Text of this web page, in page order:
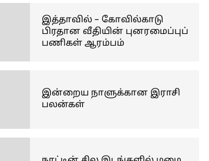
இத்தாவில் – கோவில்காடு
பிரதான வீதியின் புனரமைப்புப்
பணிகள் ஆரம்பம்
இன்றைய நாளுக்கான இராசி
பலன்கள்